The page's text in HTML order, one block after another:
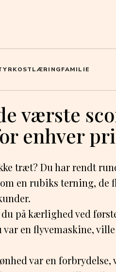
KOSTLÆRINGFAMILIE
værste
enhver
træt? Du har rendt
en rubiks terning, de
du på kærlighed ved
var en flyvemaskine,
var en